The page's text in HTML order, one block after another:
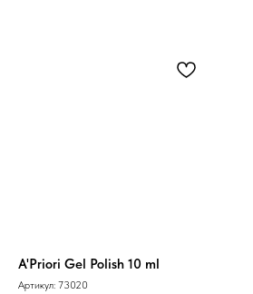
A'Priori Gel Polish 10 ml
Артикул: 73020